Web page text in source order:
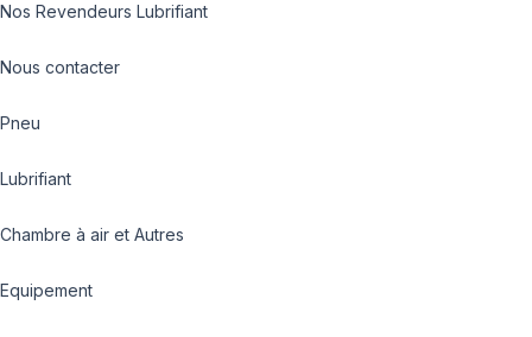
Nos Revendeurs Lubrifiant
Nous contacter
Pneu
Lubrifiant
Chambre à air et Autres
Equipement